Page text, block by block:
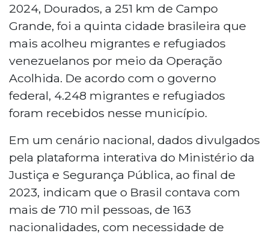
2024, Dourados, a 251 km de Campo
Grande, foi a quinta cidade brasileira que
mais acolheu migrantes e refugiados
venezuelanos por meio da Operação
Acolhida. De acordo com o governo
federal, 4.248 migrantes e refugiados
foram recebidos nesse município.
Em um cenário nacional, dados divulgados
pela plataforma interativa do Ministério da
Justiça e Segurança Pública, ao final de
2023, indicam que o Brasil contava com
mais de 710 mil pessoas, de 163
nacionalidades, com necessidade de